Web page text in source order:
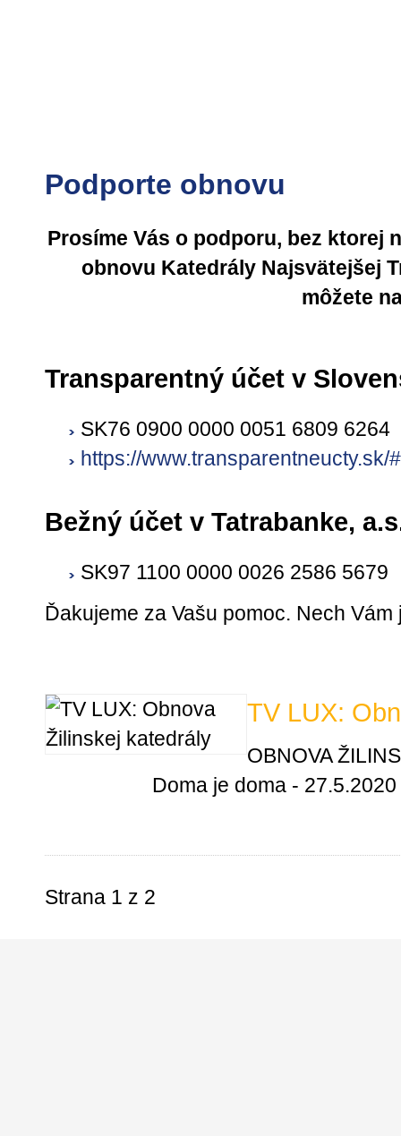
Podporte obnovu
Prosíme Vás o podporu, bez ktorej
obnovu Katedrály Najsvätejšej
môžete
Transparentný účet v
SK76 0900 0000 0051 6809 6264
https://
Bežný účet v Tatrabanke,
SK97 1100 0000 0026 2586 5679
Ďakujeme za Vašu pomoc. Nech
TV LUX:
OBNOVA
Doma je doma - 27.5.2020
Strana 1 z 2